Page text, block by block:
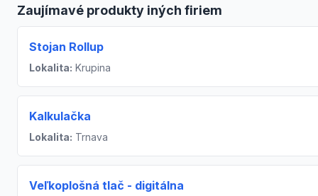
Zaujímavé produkty iných firiem
Stojan Rollup
Lokalita: Krupina
Kalkulačka
Lokalita: Trnava
Veľkoplošná tlač - digitálna